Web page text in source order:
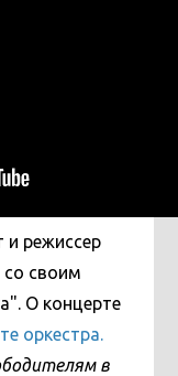
и режиссер
со своим
О концерте
оркестра.
в